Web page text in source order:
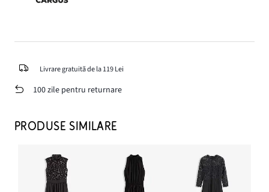
Livrare gratuită de la 119 Lei
100 zile pentru returnare
PRODUSE SIMILARE